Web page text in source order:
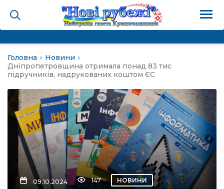
громада
Головна
Новини
Дніпропетровщина отримала понад 83 тис
підручників, надрукованих коштом ЄС
09.10.2024 147 НОВИНИ